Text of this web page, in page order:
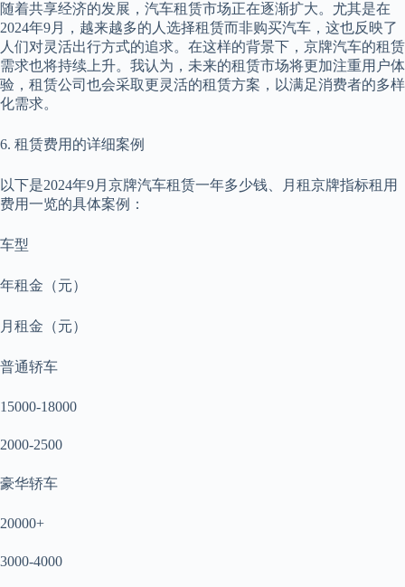
随着共享经济的发展，汽车租赁市场正在逐渐扩大。尤其是在
2024年9月，越来越多的人选择租赁而非购买汽车，这也反映了
人们对灵活出行方式的追求。在这样的背景下，京牌汽车的租赁
需求也将持续上升。我认为，未来的租赁市场将更加注重用户体
验，租赁公司也会采取更灵活的租赁方案，以满足消费者的多样
化需求。
6. 租赁费用的详细案例
以下是2024年9月京牌汽车租赁一年多少钱、月租京牌指标租用
费用一览的具体案例：
车型
年租金（元）
月租金（元）
普通轿车
15000-18000
2000-2500
豪华轿车
20000+
3000-4000